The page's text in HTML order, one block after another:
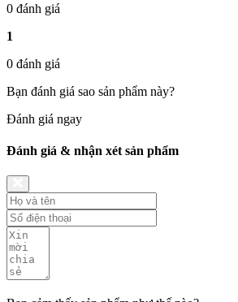
0 đánh giá
1
0 đánh giá
Bạn đánh giá sao sản phẩm này?
Đánh giá ngay
Đánh giá & nhận xét sản phẩm